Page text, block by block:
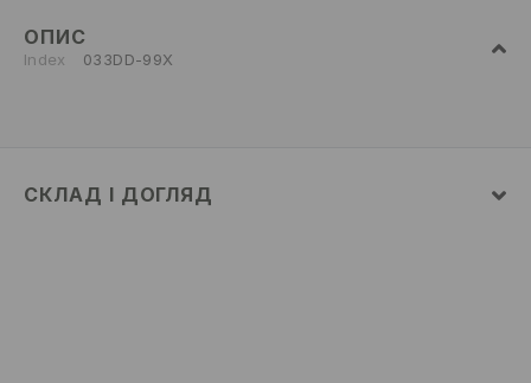
ОПИС
Index 033DD-99X
СКЛАД І ДОГЛЯД